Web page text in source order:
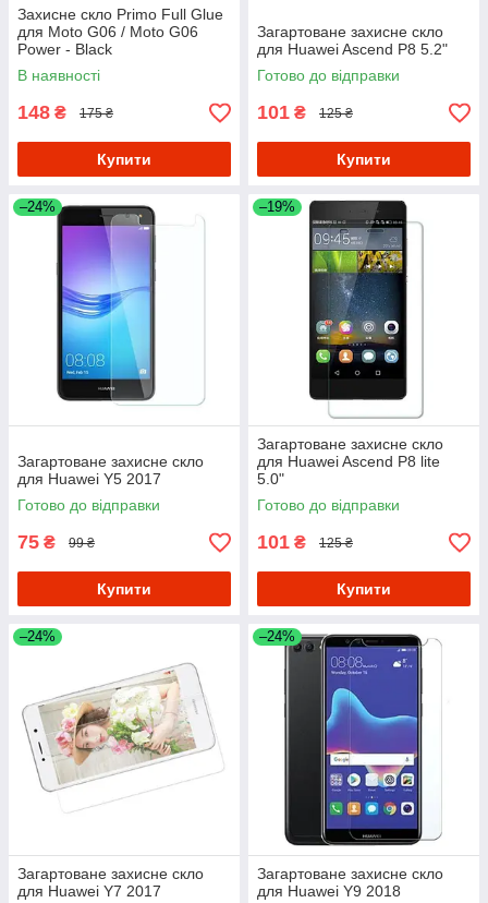
Захисне скло Primo Full Glue
для Moto G06 / Moto G06
Power - Black
В наявності
148 ₴ 175 ₴
Купити
Загартоване захисне скло
для Huawei Ascend P8 5.2"
Готово до відправки
101 ₴ 125 ₴
Купити
–24%
Загартоване захисне скло
для Huawei Y5 2017
Готово до відправки
75 ₴ 99 ₴
Купити
–19%
Загартоване захисне скло
для Huawei Ascend P8 lite
5.0"
Готово до відправки
101 ₴ 125 ₴
Купити
–24%
Загартоване захисне скло
для Huawei Y7 2017
–24%
Загартоване захисне скло
для Huawei Y9 2018